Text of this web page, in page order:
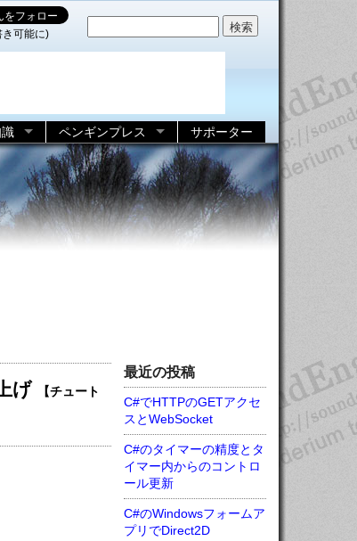
き可能に)
ペンギンプレス サポーター
げ
【チュート
最近の投稿
C#でHTTPのGETアクセ
スとWebSocket
C#のタイマーの精度とタ
イマー内からのコントロ
ール更新
C#のWindowsフォームア
プリでDirect2D